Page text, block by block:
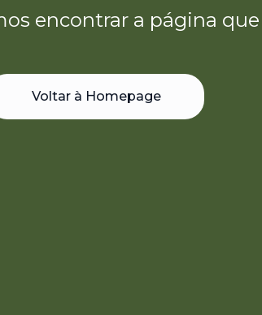
encontrar a página
Voltar à Homepage